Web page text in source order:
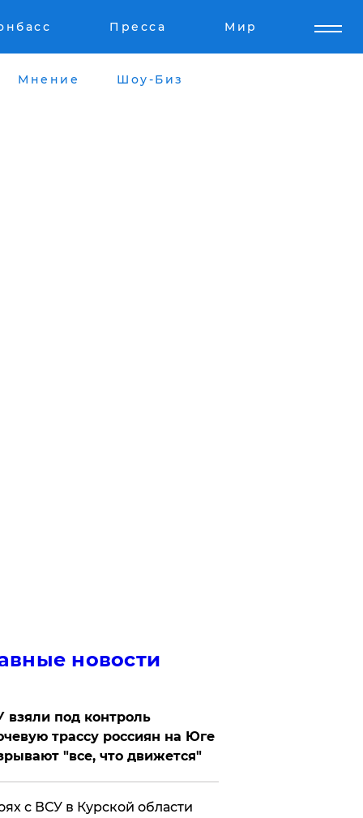
Пресса Мир
Мнение Шоу-Биз
новости
взяли под контроль
трассу россиян на Юге
"все, что движется"
с ВСУ в Курской области